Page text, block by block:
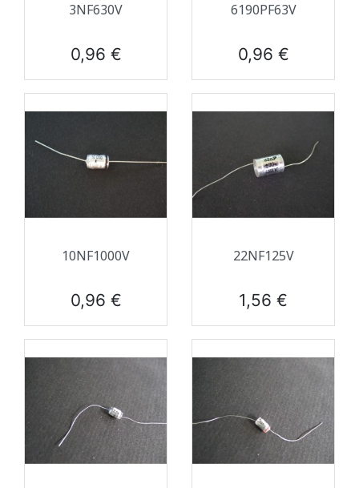
3NF630V
Prix
0,96 €
6190PF63V
Prix
0,96 €
10NF1000V
Prix
0,96 €
22NF125V
Prix
1,56 €